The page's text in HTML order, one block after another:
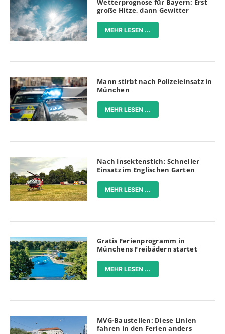
Wetterprognose für Bayern: Erst
große Hitze, dann Gewitter
MEHR LESEN ...
Mann stirbt nach Polizeieinsatz in
München
MEHR LESEN ...
Nach Insektenstich: Schneller
Einsatz im Englischen Garten
MEHR LESEN ...
Gratis Ferienprogramm in
Münchens Freibädern startet
MEHR LESEN ...
MVG-Baustellen: Diese Linien
fahren in den Ferien anders